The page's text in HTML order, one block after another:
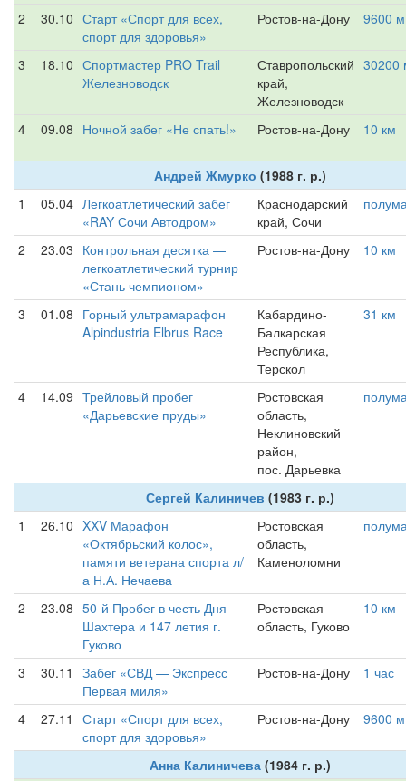
2 30.10 Старт «Спорт для всех,
спорт для здоровья»
Ростов-на-Дону 9600 м
3 18.10 Спортмастер PRO Trail
Железноводск
Ставропольский
край,
Железноводск
30200
4 09.08 Ночной забег «Не спать!» Ростов-на-Дону 10 км
Андрей Жмурко (1988 г. р.)
1
05.04 Легкоатлетический забег
«RAY Сочи Автодром»
Краснодарский
край, Сочи
2 23.03 Контрольная десятка —
легкоатлетический турнир
«Стань чемпионом»
Ростов-на-Дону 10 км
3 01.08 Горный ультрамарафон
Alpindustria Elbrus Race
Кабардино-
Балкарская
Республика,
Терскол
31 км
4 14.09 Трейловый пробег
«Дарьевские пруды»
Ростовская
область,
Неклиновский
район,
пос. Дарьевка
Сергей Калиничев (1983 г. р.)
1
26.10 XXV Марафон
«Октябрьский колос»,
памяти ветерана спорта л/
а Н.А. Нечаева
Ростовская
область,
Каменоломни
2 23.08 50-й Пробег в честь Дня
Шахтера и 147 летия г.
Гуково
Ростовская
область, Гуково
10 км
3 30.11
Забег «СВД — Экспресс
Первая миля»
Ростов-на-Дону 1 час
4 27.11
Старт «Спорт для всех,
спорт для здоровья»
Ростов-на-Дону 9600 м
Анна Калиничева(1984 г. р.)